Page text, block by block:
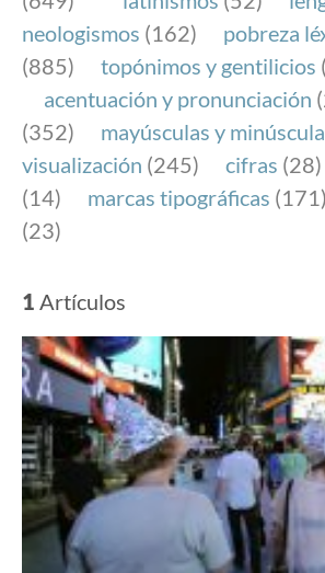
neologismos (162) pobreza
(885)
topónimos y gentilicios
acentuación y pronunciación
(352)
mayúsculas y
visualización (245) cifras (28)
(14)
marcas tipográficas (171)
(23)
1 Artículos